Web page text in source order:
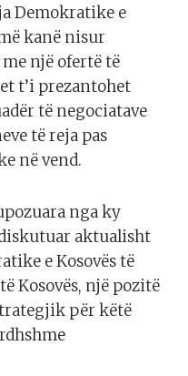
Demokratike e
kanë nisur
një ofertë të
t’i prezantohet
të negociatave
të reja pas
në vend.
nga ky
aktualisht
e Kosovës të
Kosovës, një pozitë
për këtë